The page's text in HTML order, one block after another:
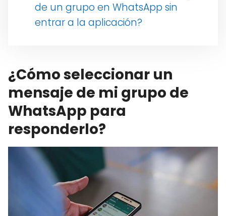
de un grupo en WhatsApp sin
entrar a la aplicación?
¿Cómo seleccionar un
mensaje de mi grupo de
WhatsApp para
responderlo?